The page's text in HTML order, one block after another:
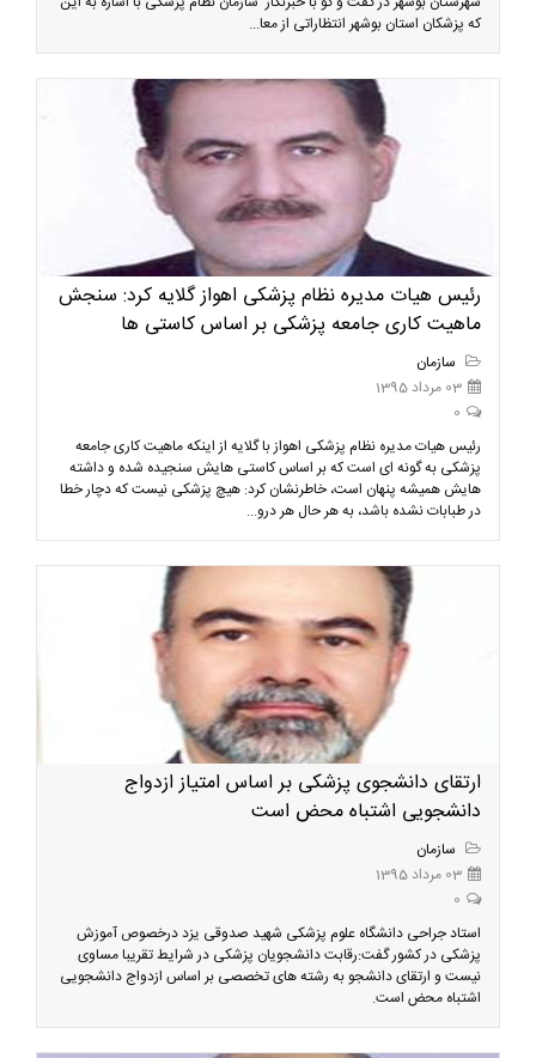
که پزشکان استان بوشهر انتظاراتی از معا...
رئیس هیات مدیره نظام پزشکی اهواز گلایه کرد: سنجش
ماهیت کاری جامعه پزشکی بر اساس کاستی ها
سازمان
03 مرداد 1395
0
رئیس هیات مدیره نظام پزشکی اهواز با گلایه از اینکه ماهیت کاری جامعه
پزشکی به گونه ای است که بر اساس کاستی هایش سنجیده شده و داشته
هایش همیشه پنهان است، خاطرنشان کرد: هیچ پزشکی نیست که دچار خطا
در طبابات نشده باشد، به هر حال هر درو...
ارتقای دانشجوی پزشکی بر اساس امتیاز ازدواج
دانشجویی اشتباه محض است
سازمان
03 مرداد 1395
0
استاد جراحی دانشگاه علوم پزشکی شهید صدوقی یزد درخصوص آموزش
پزشکی در کشور گفت:رقابت دانشجویان پزشکی در شرایط تقریبا مساوی
نیست و ارتقای دانشجو به رشته های تخصصی بر اساس ازدواج دانشجویی
اشتباه محض است.